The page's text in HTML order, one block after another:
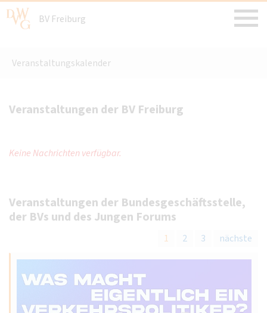
BV Freiburg
Veranstaltungskalender
Veranstaltungen der BV Freiburg
Keine Nachrichten verfügbar.
Veranstaltungen der Bundesgeschäftsstelle,
der BVs und des Jungen Forums
1 2 3 nächste